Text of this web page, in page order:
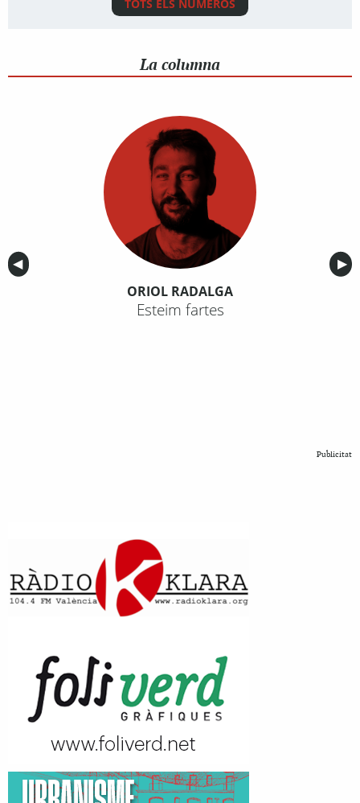
TOTS ELS NÚMEROS
La columna
Anterior
◀︎ ▶︎
ORIOL RADALGA
Esteim fartes
Publicitat